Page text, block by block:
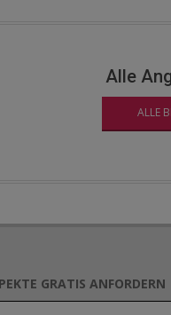
Alle
ALLE
GRATIS ANFORDERN